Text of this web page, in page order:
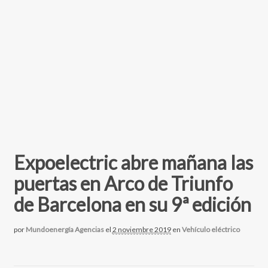
Expoelectric abre mañana las
puertas en Arco de Triunfo
de Barcelona en su 9ª edición
por Mundoenergía Agencias el 2 noviembre 2019 en Vehículo eléctrico